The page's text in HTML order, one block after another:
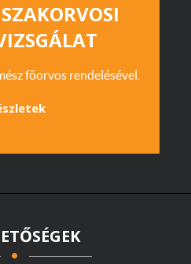
főorvos rendelésével.